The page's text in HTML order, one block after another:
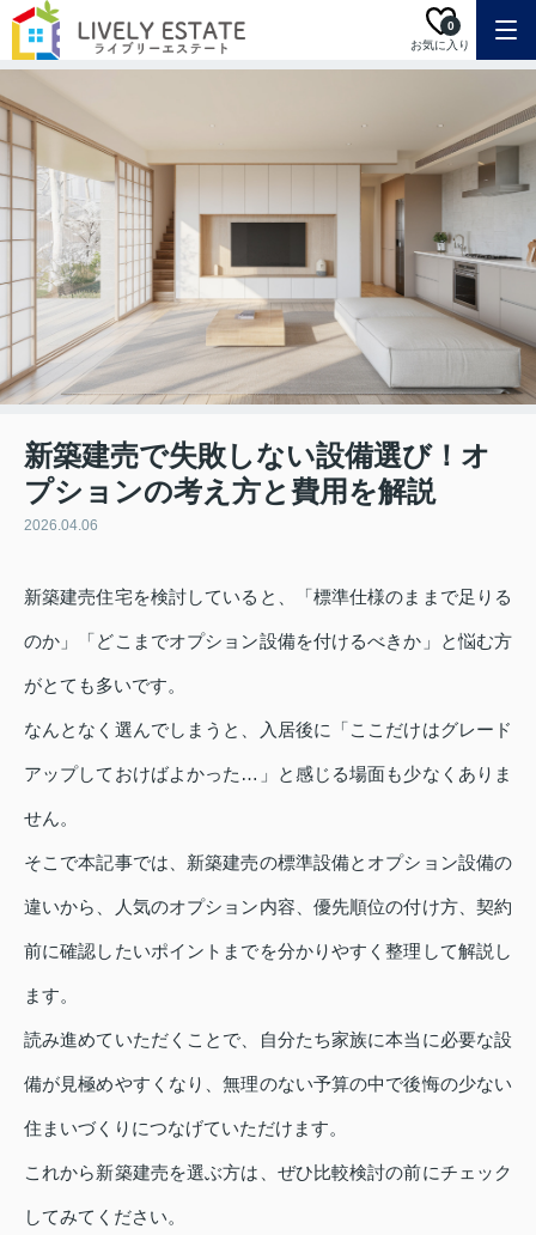
お気に入り
0
新築建売で失敗しない設備選び！オ
プションの考え方と費用を解説
2026.04.06
新築建売住宅を検討していると、「標準仕様のままで足りる
のか」「どこまでオプション設備を付けるべきか」と悩む方
がとても多いです。
なんとなく選んでしまうと、入居後に「ここだけはグレード
アップしておけばよかった…」と感じる場面も少なくありま
せん。
そこで本記事では、新築建売の標準設備とオプション設備の
違いから、人気のオプション内容、優先順位の付け方、契約
前に確認したいポイントまでを分かりやすく整理して解説し
ます。
読み進めていただくことで、自分たち家族に本当に必要な設
備が見極めやすくなり、無理のない予算の中で後悔の少ない
住まいづくりにつなげていただけます。
これから新築建売を選ぶ方は、ぜひ比較検討の前にチェック
してみてください。